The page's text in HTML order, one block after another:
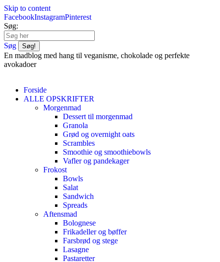
Skip to content
FacebookInstagramPinterest
Søg:
Søg
En madblog med hang til veganisme, chokolade og perfekte
avokadoer
Forside
ALLE OPSKRIFTER
Morgenmad
Dessert til morgenmad
Granola
Grød og overnight oats
Scrambles
Smoothie og smoothiebowls
Vafler og pandekager
Frokost
Bowls
Salat
Sandwich
Spreads
Aftensmad
Bolognese
Frikadeller og bøffer
Farsbrød og stege
Lasagne
Pastaretter